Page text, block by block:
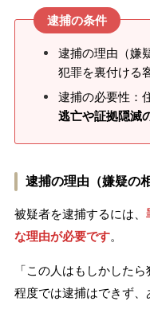
逮捕の条件
逮捕の理由（嫌
犯罪を裏付ける
逮捕の必要性：
逃亡や証拠隠滅
逮捕の理由（嫌疑の
被疑者を逮捕するには、
な理由が必要です。
「この人はもしかした
程度では逮捕はできず、